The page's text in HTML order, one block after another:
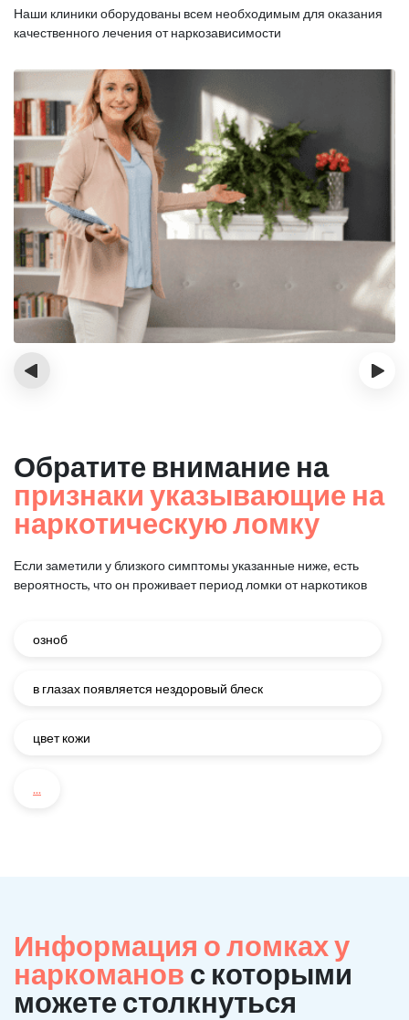
Наши клиники оборудованы всем необходимым для оказания
качественного лечения от наркозависимости
‹ ›
Обратите внимание на
признаки указывающие на
наркотическую ломку
Если заметили у близкого симптомы указанные ниже, есть
вероятность, что он проживает период ломки от наркотиков
озноб
в глазах появляется нездоровый блеск
цвет кожи
...
Информация о ломках у
наркоманов с которыми
можете столкнуться